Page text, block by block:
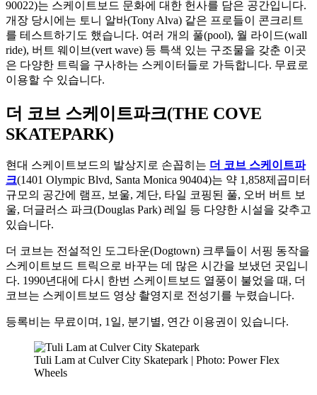
90022)는 스케이트보드 문화에 대한 헌사를 담은 공간입니다.
개장 당시에는 토니 알바(Tony Alva) 같은 프로들이 콘크리트
를 테스트하기도 했습니다. 여러 개의 풀(pool), 월 라이드(wall
ride), 버트 웨이브(vert wave) 등 특색 있는 구조물을 갖춘 이곳
은 다양한 트릭을 구사하는 스케이터들로 가득합니다. 무료로
이용할 수 있습니다.
더 코브 스케이트파크(THE COVE
SKATEPARK)
현대 스케이트보드의 발상지로 손꼽히는 더 코브 스케이트파
크(1401 Olympic Blvd, Santa Monica 90404)는 약 1,858제곱미터
규모의 공간에 램프, 보울, 계단, 타일 코핑된 풀, 오버 버트 보
울, 더글러스 파크(Douglas Park) 레일 등 다양한 시설을 갖추고
있습니다.
더 코브는 전설적인 도그타운(Dogtown) 크루들이 서핑 동작을
스케이트보드 트릭으로 바꾸는 데 많은 시간을 보냈던 곳입니
다. 1990년대에 다시 한번 스케이트보드 열풍이 불었을 때, 더
코브는 스케이트보드 영상 촬영지로 전성기를 누렸습니다.
등록비는 무료이며, 1일, 분기별, 연간 이용권이 있습니다.
Tuli Lam at Culver City Skatepark | Photo: Power Flex
Wheels